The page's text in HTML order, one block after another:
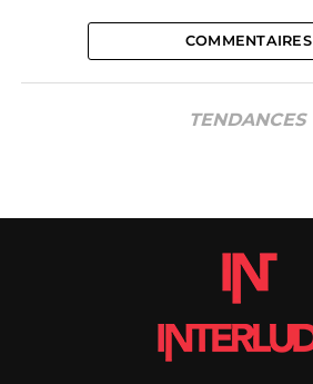
COMMENTAIRES
TENDANCES